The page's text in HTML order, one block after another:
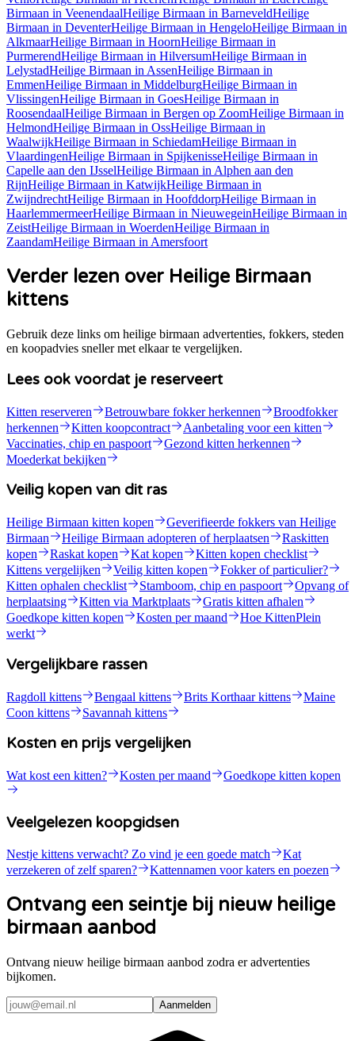
Birmaan in VeenendaalHeilige Birmaan in BarneveldHeilige
Birmaan in DeventerHeilige Birmaan in HengeloHeilige Birmaan in
AlkmaarHeilige Birmaan in HoornHeilige Birmaan in
PurmerendHeilige Birmaan in HilversumHeilige Birmaan in
LelystadHeilige Birmaan inAssenHeilige Birmaan in
EmmenHeilige Birmaan in MiddelburgHeilige Birmaan in
VlissingenHeilige Birmaan in GoesHeilige Birmaan in
RoosendaalHeilige Birmaan in Bergen op ZoomHeilige Birmaan in
HelmondHeilige Birmaan in OssHeilige Birmaan in
WaalwijkHeilige Birmaan in SchiedamHeilige Birmaan in
VlaardingenHeilige Birmaan in SpijkenisseHeilige Birmaan in
Capelle aan den IJsselHeilige Birmaan inAlphen aan den
RijnHeilige Birmaan in KatwijkHeilige Birmaan in
ZwijndrechtHeilige Birmaan in HoofddorpHeilige Birmaan in
HaarlemmermeerHeilige Birmaan in NieuwegeinHeilige Birmaan in
ZeistHeilige Birmaan in WoerdenHeilige Birmaan in
ZaandamHeilige Birmaan inAmersfoort
Verder lezen over Heilige Birmaan
kittens
Gebruik deze links om heilige birmaan advertenties, fokkers, steden
en koopadvies sneller met elkaar te vergelijken.
Lees ook voordat je reserveert
Kitten reserveren Betrouwbare fokker herkennen
Broodfokker
herkennen
Kitten koopcontract
Aanbetaling voor een kitten
Vaccinaties, chip en paspoort
Gezond kitten herkennen
Moederkat bekijken
Veilig kopen van dit ras
Heilige Birmaan kitten kopen
Geverifieerde fokkers van Heilige
Birmaan
Heilige Birmaan adopteren of herplaatsen
Raskitten
kopen
Raskat kopen Kat kopen
Kitten kopen checklist
Kittens vergelijken
Veilig kitten kopen
Fokker of particulier?
Kitten ophalen checklist
Stamboom, chip en paspoort
Opvang of
herplaatsing
Kitten via Marktplaats
Gratis kitten afhalen
Goedkope kitten kopen
Kosten per maand
Hoe KittenPlein
werkt
Vergelijkbare rassen
Ragdoll kittens Bengaal kittens Brits Korthaar kittens
Maine
Coon kittens
Savannah kittens
Kosten en prijs vergelijken
Wat kost een kitten? Kosten per maand Goedkope kitten kopen
Veelgelezen koopgidsen
Nestje kittens verwacht? Zo vind je een goede match
Kat
verzekeren of zelf sparen?
Kattennamen voor katers en poezen
Ontvang een seintje bij nieuw heilige
birmaan aanbod
Ontvang nieuw heilige birmaan aanbod zodra er advertenties
bijkomen.
Aanmelden